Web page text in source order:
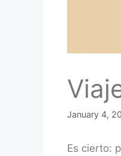
January 4,
Es cierto: